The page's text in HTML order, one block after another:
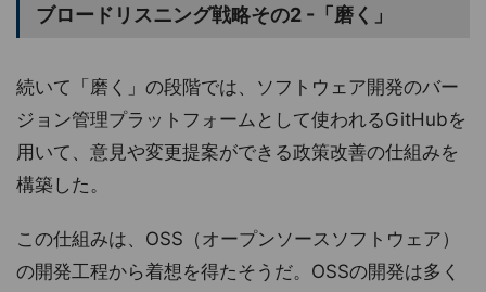
ブロードリスニング戦略その2 -「磨く」
続いて「磨く」の段階では、ソフトウェア開発のバー
ジョン管理プラットフォームとして使われるGitHubを
用いて、意見や変更提案ができる政策改善の仕組みを
構築した。
この仕組みは、OSS（オープンソースソフトウェア）
の開発工程から着想を得たそうだ。OSSの開発は多く